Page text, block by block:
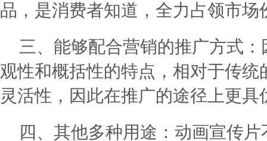
品，是消费者知道，全力占领市场
三、能够配合营销的推广方式
观性和概括性的特点，相对于传
灵活性，因此在推广的途径上更具
四、其他多种用途：动画宣传